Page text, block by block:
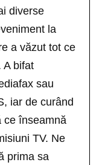
diverse
la
a văzut tot ce
A bifat
sau
iar de curând
ce înseamnă
TV. Ne
prima sa